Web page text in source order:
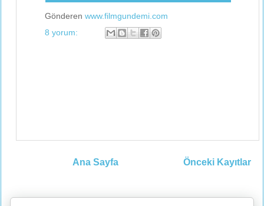
Gönderen www.filmgundemi.com
8 yorum:
Önceki Kayıtlar
Ana Sayfa